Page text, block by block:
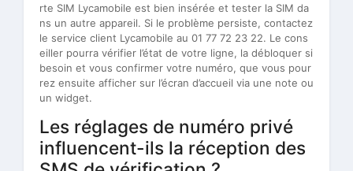
rte SIM Lycamobile est bien insérée et tester la SIM da
ns un autre appareil. Si le problème persiste, contactez
le service client Lycamobile au 01 77 72 23 22. Le cons
eiller pourra vérifier l’état de votre ligne, la débloquer si
besoin et vous confirmer votre numéro, que vous pour
rez ensuite afficher sur l’écran d’accueil via une note ou
un widget.
Les réglages de numéro privé
influencent-ils la réception des